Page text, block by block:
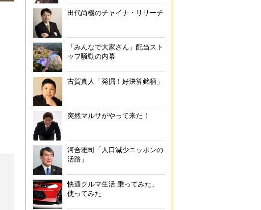
児童手当の変更内容
田代尚機のチャイナ・リサーチ
「みんなで大家さん」配当スト
ップ騒動の内幕
古賀真人「発掘！好決算銘柄」
突然マルサがやって来た！
河合雅司「人口減少ニッポンの
活路」
快適クルマ生活 乗ってみた、
使ってみた